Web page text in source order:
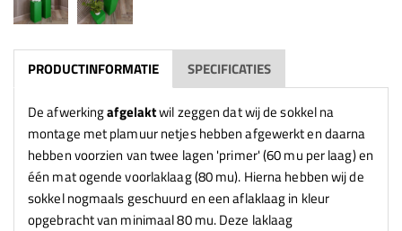
PRODUCTINFORMATIE SPECIFICATIES
De afwerkingafgelaktwil zeggen dat wij de sokkel na
montage met plamuur netjes hebben afgewerkt en daarna
hebben voorzien van twee lagen 'primer' (60 mu per laag) en
één mat ogende voorlaklaag (80 mu). Hierna hebben wij de
sokkel nogmaals geschuurd en een aflaklaag in kleur
opgebracht van minimaal 80 mu. Deze laklaag